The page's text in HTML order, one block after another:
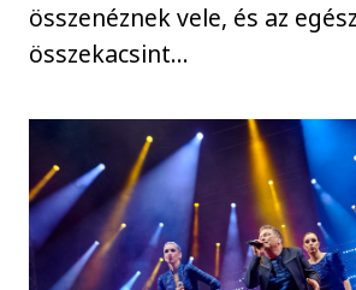
összenéznek vele, és az
összekacsint…